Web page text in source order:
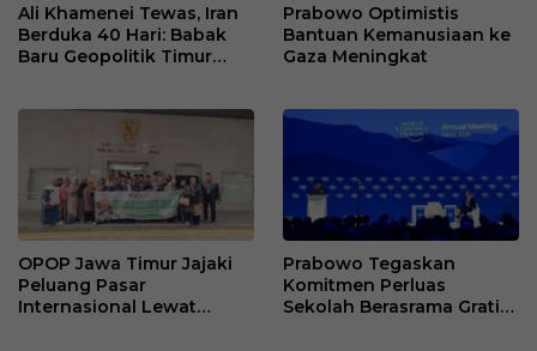
Ali Khamenei Tewas, Iran
Berduka 40 Hari: Babak
Baru Geopolitik Timur
Prabowo Optimistis
Bantuan Kemanusiaan ke
Gaza Meningkat
OPOP Jawa Timur Jajaki
Peluang Pasar
Internasional Lewat
Prabowo Tegaskan
Komitmen Perluas
Sekolah Berasrama Gratis